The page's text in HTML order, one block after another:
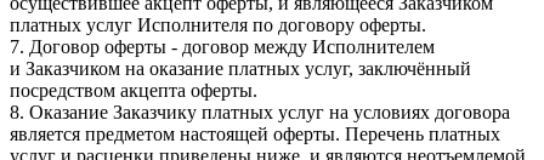
платных услуг Исполнителя по договору оферты.
7. Договор оферты - договор между Исполнителем
и Заказчиком на оказание платных услуг, заключённый
посредством акцепта оферты.
8. Оказание Заказчику платных услуг на условиях договора
является предметом настоящей оферты. Перечень платных